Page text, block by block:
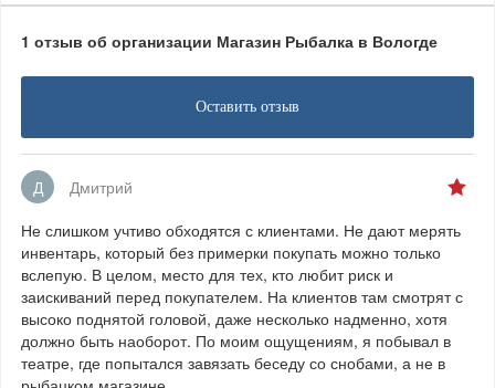
1 отзыв об организации Магазин Рыбалка в Вологде
Оставить отзыв
Д
Дмитрий
Не слишком учтиво обходятся с клиентами. Не дают мерять
инвентарь, который без примерки покупать можно только
вслепую. В целом, место для тех, кто любит риск и
заискиваний перед покупателем. На клиентов там смотрят с
высоко поднятой головой, даже несколько надменно, хотя
должно быть наоборот. По моим ощущениям, я побывал в
театре, где попытался завязать беседу со снобами, а не в